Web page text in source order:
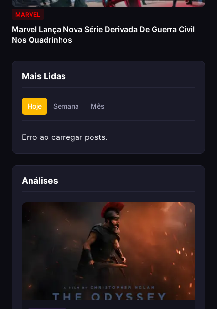
MARVEL
Marvel Lança Nova Série Derivada De Guerra Civil
Nos Quadrinhos
Mais Lidas
Hoje Semana Mês
Erro ao carregar posts.
Análises